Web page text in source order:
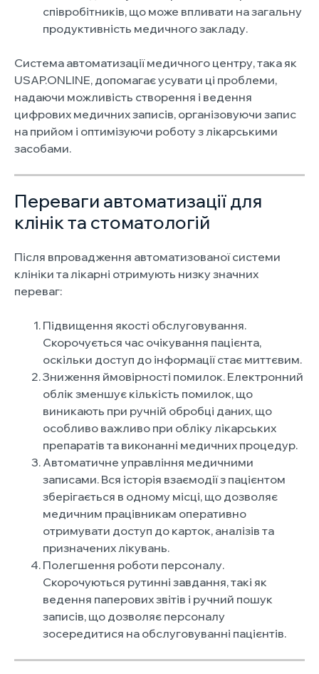
співробітників, що може впливати на загальну
продуктивність медичного закладу.
Система автоматизації медичного центру, така як
USAP.ONLINE, допомагає усувати ці проблеми,
надаючи можливість створення і ведення
цифрових медичних записів, організовуючи запис
на прийом і оптимізуючи роботу з лікарськими
засобами.
Переваги автоматизації для
клінік та стоматологій
Після впровадження автоматизованої системи
клініки та лікарні отримують низку значних
переваг:
Підвищення якості обслуговування.
Скорочується час очікування пацієнта,
оскільки доступ до інформації стає миттєвим.
Зниження ймовірності помилок. Електронний
облік зменшує кількість помилок, що
виникають при ручній обробці даних, що
особливо важливо при обліку лікарських
препаратів та виконанні медичних процедур.
Автоматичне управління медичними
записами. Вся історія взаємодії з пацієнтом
зберігається в одному місці, що дозволяє
медичним працівникам оперативно
отримувати доступ до карток, аналізів та
призначених лікувань.
Полегшення роботи персоналу.
Скорочуються рутинні завдання, такі як
ведення паперових звітів і ручний пошук
записів, що дозволяє персоналу
зосередитися на обслуговуванні пацієнтів.